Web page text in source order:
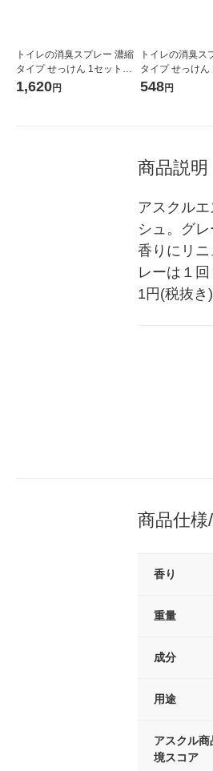
トイレの消臭スプレー 濃縮
タイプ せっけん 1セット（1
本×3） エステー オリジナル
1,620円
トイレの消臭ス
タイプ せっけん
ー オリジナル
548円
商品説明
アスクル
シュ。グ
香りにリ
レーは１
1円(税抜き
商品仕様
香り
重量
成分
用途
アスクル商
境スコア